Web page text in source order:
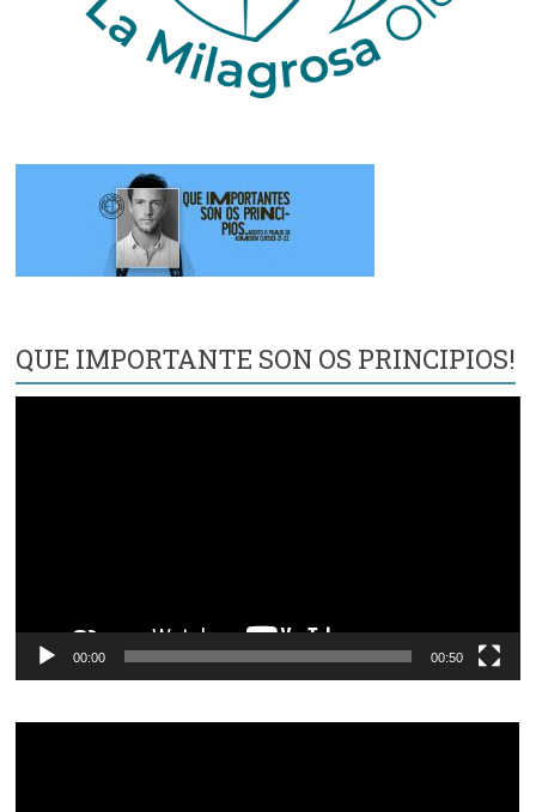
QUE IMPORTANTE SON OS PRINCIPIOS!
00:00 00:50